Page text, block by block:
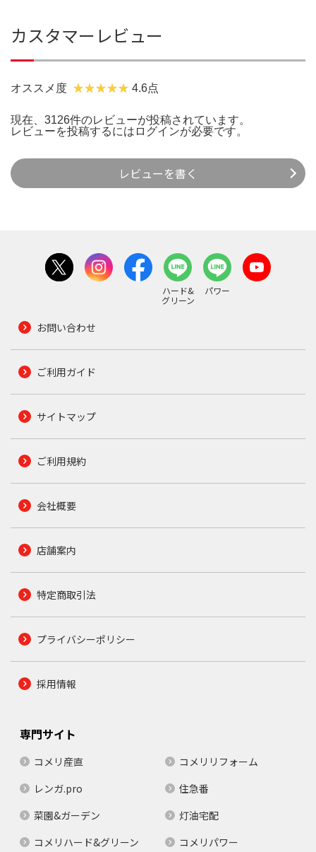
カスタマーレビュー
オススメ度 4.6点
現在、3126件のレビューが投稿されています。
レビューを投稿するには ログインが必要です。
レビューを書く
ハード&
グリーン
パワー
お問い合わせ
ご利用ガイド
サイトマップ
ご利用規約
会社概要
店舗案内
特定商取引法
プライバシーポリシー
採用情報
専門サイト
コメリ産直
コメリリフォーム
レンガ.pro
住急番
菜園&ガーデン
灯油宅配
コメリハード&グリーン
コメリパワー